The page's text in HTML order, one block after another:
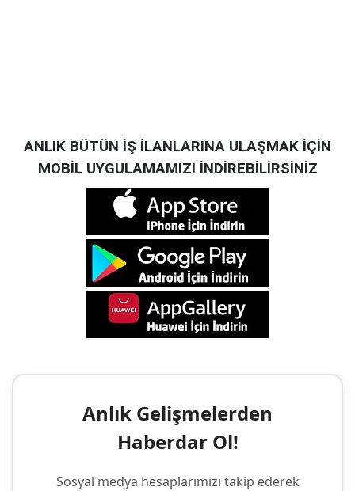
ANLIK BÜTÜN İŞ İLANLARINA ULAŞMAK İÇİN
MOBİL UYGULAMAMIZI İNDİREBİLİRSİNİZ
Anlık Gelişmelerden
Haberdar Ol!
Sosyal medya hesaplarımızı takip ederek